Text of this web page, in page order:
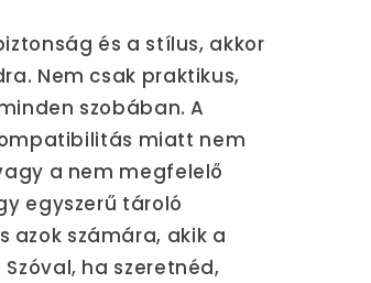
és a stílus, akkor
Nem csak praktikus,
szobában. A
miatt nem
a nem megfelelő
egyszerű tároló
azok számára, akik a
ha szeretnéd,